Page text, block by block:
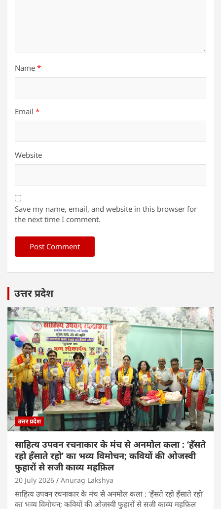
Name *
Email *
Website
Save my name, email, and website in this browser for
the next time I comment.
उत्तर प्रदेश
उत्तर प्रदेश
साहित्य उपवन रचनाकार के मंच से अनमोल कला : ‘हॅंसते
रहो हॅंसाते रहो’ का भव्य विमोचन; कवियों की ओजस्वी
फुहारों से सजी काव्य महफ़िल
20 July 2026 Anurag Lakshya
साहित्य उपवन रचनाकार के मंच से अनमोल कला : ‘हॅंसते रहो हॅंसाते रहो’
का भव्य विमोचन; कवियों की ओजस्वी फुहारों से सजी काव्य महफ़िल